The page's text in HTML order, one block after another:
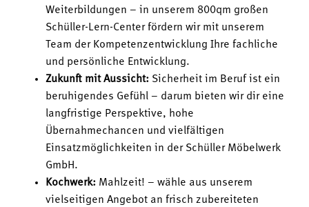
Weiterbildungen – in unserem 800qm großen
Schüller-Lern-Center fördern wir mit unserem
Team der Kompetenzentwicklung Ihre fachliche
und persönliche Entwicklung.
Zukunft mit Aussicht: Sicherheit im Beruf ist ein
beruhigendes Gefühl – darum bieten wir dir eine
langfristige Perspektive, hohe
Übernahmechancen und vielfältigen
Einsatzmöglichkeiten in der Schüller Möbelwerk
GmbH.
Kochwerk: Mahlzeit! – wähle aus unserem
vielseitigen Angebot an frisch zubereiteten